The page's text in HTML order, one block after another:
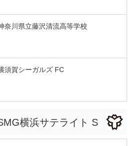
奈川県立藤沢清流高等学校
須賀シーガルズ FC
横浜サテライト S